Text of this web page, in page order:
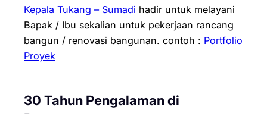
Kepala Tukang – Sumadi hadir untuk melayani
Bapak / Ibu sekalian untuk pekerjaan rancang
bangun / renovasi bangunan. contoh : Portfolio
Proyek
30 Tahun Pengalaman di